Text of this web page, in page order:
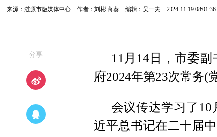
来源：涟源市融媒体中心 作者：刘彬 蒋葵 编辑：吴一夫 2024-11-19 08:01:36
—分享—
11月14日，市委
府2024年第23次常务(
会议传达学习了
近平总书记在二十届